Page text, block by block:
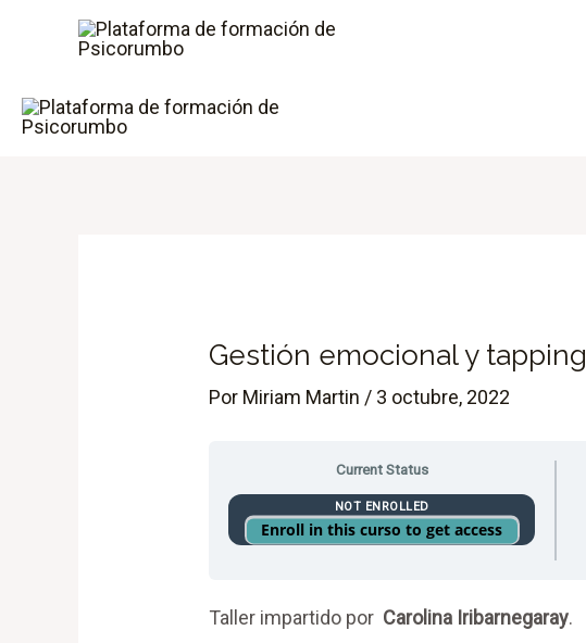
Gestión emocional y tapping
Por Miriam Martin / 3 octubre, 2022
Current Status
NOT ENROLLED
Enroll in this curso to get access
Taller impartido por Carolina Iribarnegaray.